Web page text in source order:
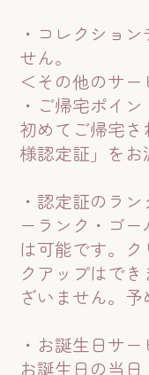
・コレクショ
せん。
＜その他のサ
・ご帰宅ポイ
初めてご帰宅
様認定証」をお
・認定証のラ
ーランク・ゴ
は可能です。
クアップはで
ざいません。予
・お誕生日サ
お誕生日の当